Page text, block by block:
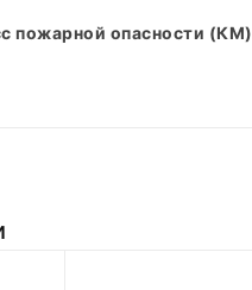
пожарной опасности (КМ)